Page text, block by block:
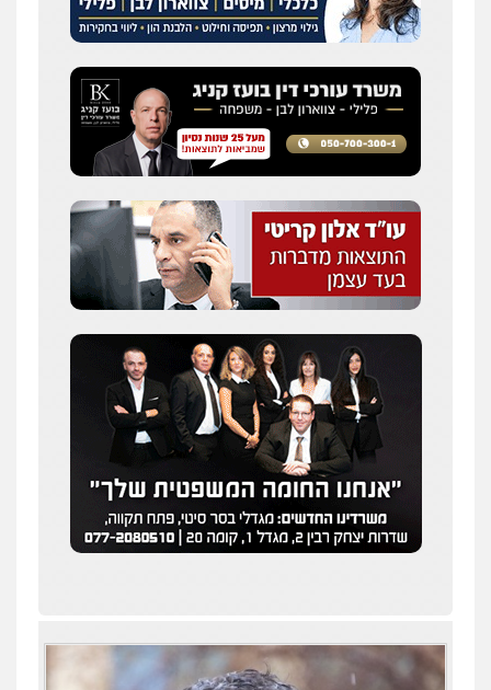
סלימאן אבו שעירה – משרד עורכי דין
פלילי בטחוני צבאי נזיקין
0547780927
דוד אפרים משרד עורכי דין
פלילי צווארון לבן מס הכנסה מע"מ
0506209859
עו"ד אשרף שחאדה
פלילי פשיעה חמורה מעצרים וחקירות
תעבורה
0549535659
נוער עורכי דין לענייני אסירים תעבורה
0549475678